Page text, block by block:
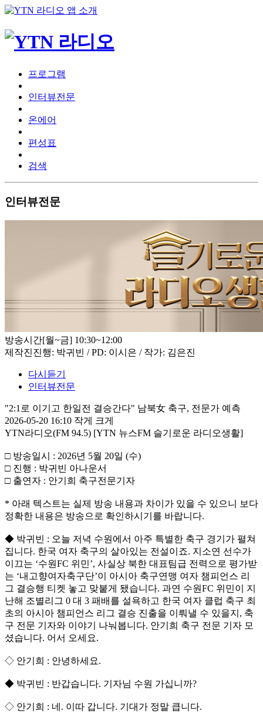
프로그램
인터뷰전문
온에어
편성표
검색
인터뷰전문
방송시간[월~금] 10:30~12:00
제작진진행: 박귀빈 / PD: 이시은 / 작가: 김은진
다시듣기
인터뷰전문
"2:1로 이기고 한일전 결승간다" 남북女 축구, 전문가 예측
2026-05-20 16:10 작게
크게
YTN라디오(FM 94.5) [YTN 뉴스FM 슬기로운 라디오생활]
□ 방송일시 : 2026년 5월 20일 (수)
□ 진행 : 박귀빈 아나운서
□ 출연자 : 안기희 축구전문기자
* 아래 텍스트는 실제 방송 내용과 차이가 있을 수 있으니 보다
정확한 내용은 방송으로 확인하시기를 바랍니다.
◆ 박귀빈 : 오늘 저녁 수원에서 아주 특별한 축구 경기가 펼쳐
집니다. 한국 여자 축구의 살아있는 전설이죠. 지소연 선수가
이끄는 ‘수원FC 위민’, 사실상 북한 대표팀급 전력으로 평가받
는 ‘내고향여자축구단’이 아시아 축구연맹 여자 챔피언스 리
그 결승행 티켓 놓고 맞붙게 됐습니다. 과연 수원FC 위민이 지
난해 조별리그 0 대 3 패배를 설욕하고 한국 여자 클럽 축구 최
초의 아시아 챔피언스 리그 결승 진출을 이뤄낼 수 있을지, 축
구 전문 기자와 이야기 나눠봅니다. 안기희 축구 전문 기자 모
셨습니다. 어서 오세요.
◇ 안기희 : 안녕하세요.
◆ 박귀빈 : 반갑습니다. 기자님 수원 가십니까?
◇ 안기희 : 네. 이따 갑니다. 기대가 정말 큽니다.